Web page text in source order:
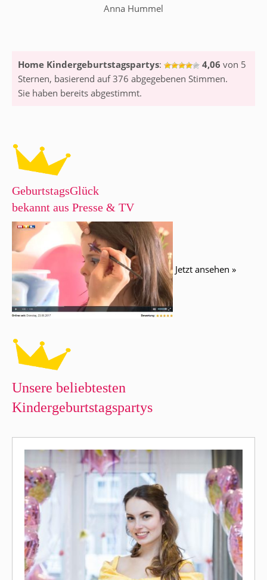
Anna Hummel
Home Kindergeburtstagspartys: 4,06 von 5
Sternen, basierend auf376 abgegebenen Stimmen.
Sie haben bereits abgestimmt.
GeburtstagsGlück
bekannt aus Presse & TV
Jetzt ansehen »
Unsere beliebtesten
Kindergeburtstagspartys